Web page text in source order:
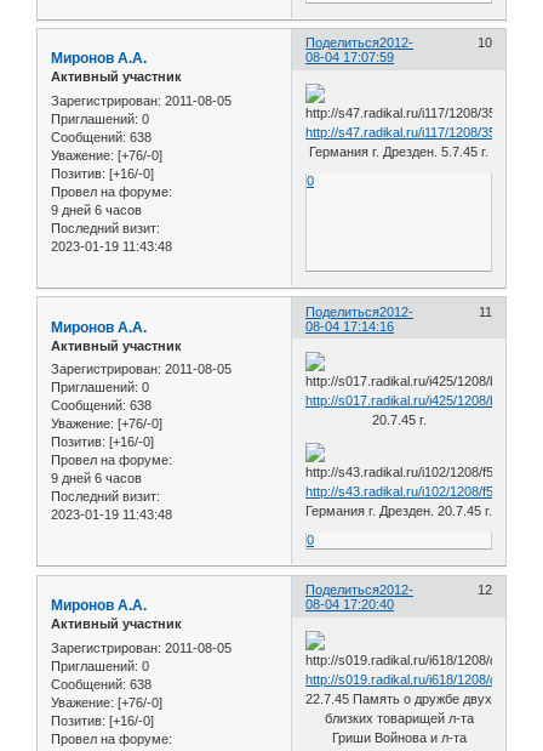
Поделиться 10
2012-
08-04 17:07:59
Миронов А.А.
Активный участник
Зарегистрирован: 2011-08-05
Приглашений: 0
Сообщений: 638
Уважение: [+76/-0]
Позитив: [+16/-0]
Провел на форуме:
9 дней 6 часов
Последний визит:
2023-01-19 11:43:48
http://s47.radikal.ru/i117/1208/35/
Германия г. Дрезден. 5.7.45 г.
0
Поделиться 11
2012-
08-04 17:14:16
Миронов А.А.
Активный участник
Зарегистрирован: 2011-08-05
Приглашений: 0
Сообщений: 638
Уважение: [+76/-0]
Позитив: [+16/-0]
Провел на форуме:
9 дней 6 часов
Последний визит:
2023-01-19 11:43:48
http://s017.radikal.ru/i425/1208/bd/
20.7.45 г.
http://s43.radikal.ru/i102/1208/f5/
Германия г. Дрезден. 20.7.45 г.
0
Поделиться 12
2012-
08-04 17:20:40
Миронов А.А.
Активный участник
Зарегистрирован: 2011-08-05
Приглашений: 0
Сообщений: 638
Уважение: [+76/-0]
Позитив: [+16/-0]
Провел на форуме:
http://s019.radikal.ru/i618/1208/d1/
22.7.45 Память о дружбе двух
близких товарищей л-та
Гриши Войнова и л-та